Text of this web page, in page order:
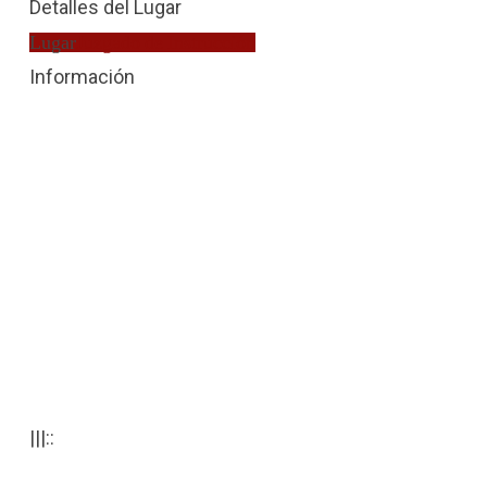
Detalles del Lugar
LugarJuzgado de Instrucción
Información
|||::